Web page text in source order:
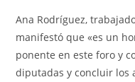
Ana Rodríguez,
manifestó que «es un
ponente en este foro y
diputadas y concluir los